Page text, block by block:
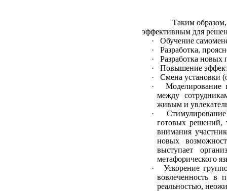
Таким
эффективным для
· Обучение
· Разработка,
· Разработка новых
· Повышение
· Смена установки
· Моделирование
между
живым и
· Стимулирование
готовых решений,
внимания
новых
выступает
метафорического
· Ускорение
вовлеченность в
реальностью,